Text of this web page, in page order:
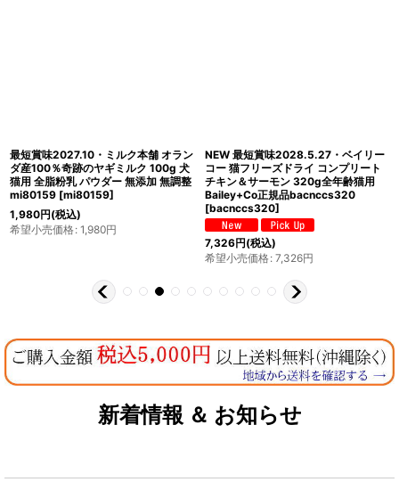
最短賞味2027.10・ミルク本舗 オラン
ダ産100％奇跡のヤギミルク 100g 犬
猫用 全脂粉乳 パウダー 無添加 無調整
mi80159 [mi80159]
1,980円(税込)
希望小売価格: 1,980円
NEW 最短賞味2028.5.27・ベイリー
コー 猫フリーズドライ コンプリート
チキン＆サーモン 320g全年齢猫用
Bailey+Co正規品bacnccs320
[bacnccs320]
7,326円(税込)
希望小売価格: 7,326円
新着情報 ＆ お知らせ